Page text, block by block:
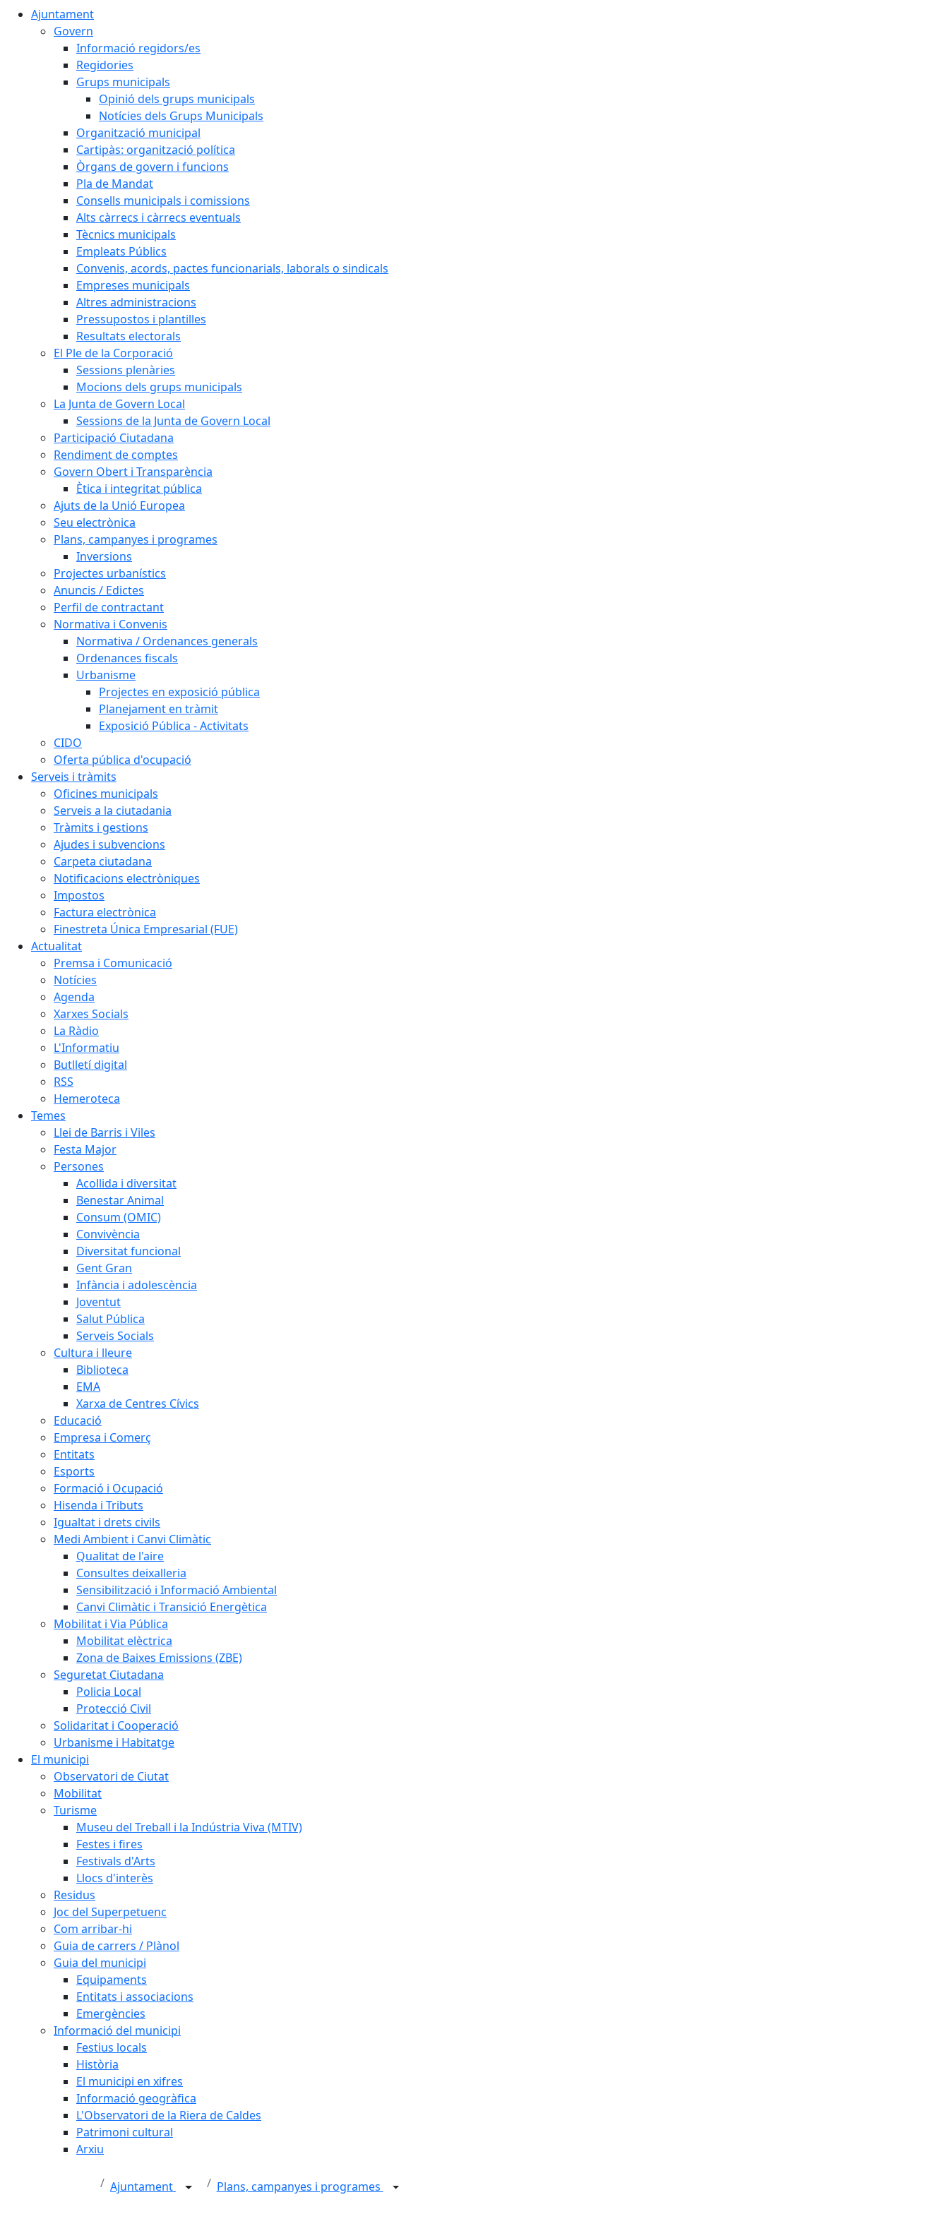
Ajuntament
Govern
Informació regidors/es
Regidories
Grups municipals
Opinió dels grups municipals
Notícies dels Grups Municipals
Organització municipal
Cartipàs: organització política
Òrgans de govern i funcions
Pla de Mandat
Consells municipals i comissions
Alts càrrecs i càrrecs eventuals
Tècnics municipals
Empleats Públics
Convenis, acords, pactes funcionarials, laborals o sindicals
Empreses municipals
Altres administracions
Pressupostos i plantilles
Resultats electorals
El Ple de la Corporació
Sessions plenàries
Mocions dels grups municipals
La Junta de Govern Local
Sessions de la Junta de Govern Local
Participació Ciutadana
Rendiment de comptes
Govern Obert i Transparència
Ètica i integritat pública
Ajuts de la Unió Europea
Seu electrònica
Plans, campanyes i programes
Inversions
Projectes urbanístics
Anuncis / Edictes
Perfil de contractant
Normativa i Convenis
Normativa / Ordenances generals
Ordenances fiscals
Urbanisme
Projectes en exposició pública
Planejament en tràmit
Exposició Pública - Activitats
CIDO
Oferta pública d'ocupació
Serveis i tràmits
Oficines municipals
Serveis a la ciutadania
Tràmits i gestions
Ajudes i subvencions
Carpeta ciutadana
Notificacions electròniques
Impostos
Factura electrònica
Finestreta Única Empresarial (FUE)
Actualitat
Premsa i Comunicació
Notícies
Agenda
Xarxes Socials
La Ràdio
L'Informatiu
Butlletí digital
RSS
Hemeroteca
Temes
Llei de Barris i Viles
Festa Major
Persones
Acollida i diversitat
Benestar Animal
Consum (OMIC)
Convivència
Diversitat funcional
Gent Gran
Infància i adolescència
Joventut
Salut Pública
Serveis Socials
Cultura i lleure
Biblioteca
EMA
Xarxa de Centres Cívics
Educació
Empresa i Comerç
Entitats
Esports
Formació i Ocupació
Hisenda i Tributs
Igualtat i drets civils
Medi Ambient i Canvi Climàtic
Qualitat de l'aire
Consultes deixalleria
Sensibilització i Informació Ambiental
Canvi Climàtic i Transició Energètica
Mobilitat i Via Pública
Mobilitat elèctrica
Zona de Baixes Emissions (ZBE)
Seguretat Ciutadana
Policia Local
Protecció Civil
Solidaritat i Cooperació
Urbanisme i Habitatge
El municipi
Observatori de Ciutat
Mobilitat
Turisme
Museu del Treball i la Indústria Viva (MTIV)
Festes i fires
Festivals d'Arts
Llocs d'interès
Residus
Joc del Superpetuenc
Com arribar-hi
Guia de carrers / Plànol
Guia del municipi
Equipaments
Entitats i associacions
Emergències
Informació del municipi
Festius locals
Història
El municipi en xifres
Informació geogràfica
L'Observatori de la Riera de Caldes
Patrimoni cultural
Arxiu
Ajuntament Plans, campanyes i programes